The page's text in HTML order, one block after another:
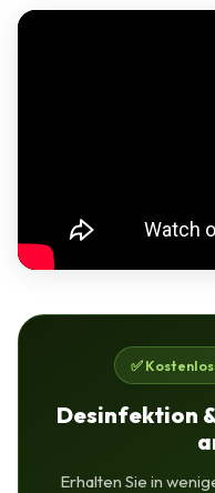
✅
Desinfektion
Erhalten Sie in